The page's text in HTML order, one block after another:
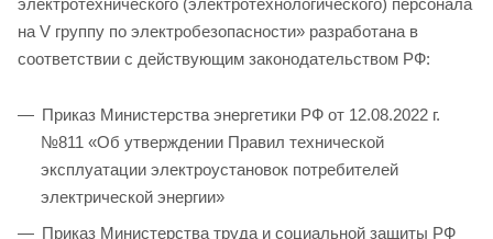
электротехнического (электротехнологического) персонала
на V группу по электробезопасности» разработана в
соответствии с действующим законодательством РФ:
Приказ Министерства энергетики РФ от 12.08.2022 г.
№811 «Об утверждении Правил технической
эксплуатации электроустановок потребителей
электрической энергии»
Приказ Министерства труда и социальной защиты РФ